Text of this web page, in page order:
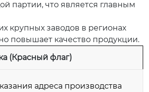
партии, что является главным
крупных заводов в регионах
повышает качество продукции.
(Красный флаг)
адреса производства